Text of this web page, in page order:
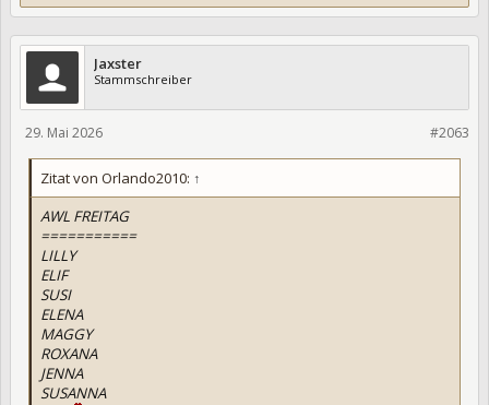
Jaxster
Stammschreiber
#2063
29. Mai 2026
Zitat von Orlando2010: ↑
AWL FREITAG
===========
LILLY
ELIF
SUSI
ELENA
MAGGY
ROXANA
JENNA
SUSANNA